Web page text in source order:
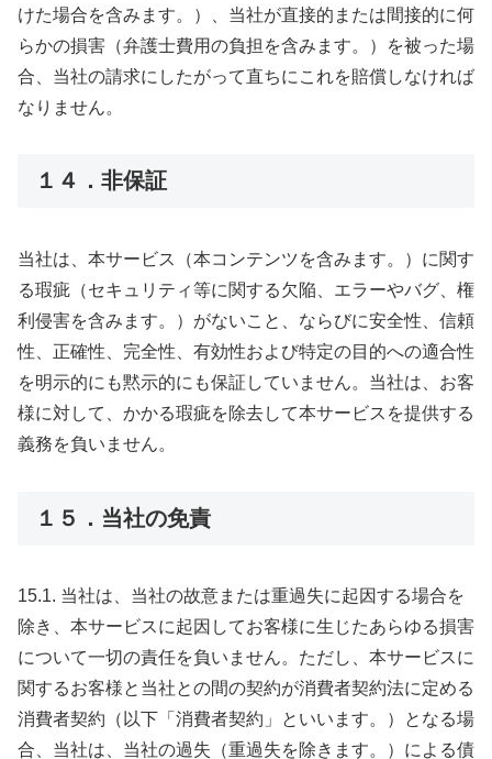
けた場合を含みます。）、当社が直接的または間接的に何
らかの損害（弁護士費用の負担を含みます。）を被った場
合、当社の請求にしたがって直ちにこれを賠償しなければ
なりません。
１４．非保証
当社は、本サービス（本コンテンツを含みます。）に関す
る瑕疵（セキュリティ等に関する欠陥、エラーやバグ、権
利侵害を含みます。）がないこと、ならびに安全性、信頼
性、正確性、完全性、有効性および特定の目的への適合性
を明示的にも黙示的にも保証していません。当社は、お客
様に対して、かかる瑕疵を除去して本サービスを提供する
義務を負いません。
１５．当社の免責
15.1. 当社は、当社の故意または重過失に起因する場合を
除き、本サービスに起因してお客様に生じたあらゆる損害
について一切の責任を負いません。ただし、本サービスに
関するお客様と当社との間の契約が消費者契約法に定める
消費者契約（以下「消費者契約」といいます。）となる場
合、当社は、当社の過失（重過失を除きます。）による債